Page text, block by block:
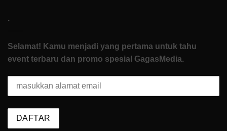
.
Selamat! Kamu menjadi yang pertama untuk tahu
event terbaru dan promo spesial GagasMedia.